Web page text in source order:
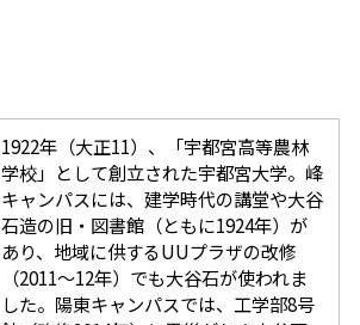
1922年（大正11）、「宇都宮高等農林
学校」として創立された宇都宮大学。峰
キャンパスには、建学時代の講堂や大谷
石造の旧・図書館（ともに1924年）が
あり、地域に供するUUプラザの改修
（2011～12年）でも大谷石が使われま
した。陽東キャンパスでは、工学部8号